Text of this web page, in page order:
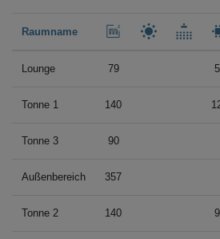
Raumname
Lounge 79
Tonne 1 140
Tonne 3 90
Außenbereich 357
Tonne 2 140